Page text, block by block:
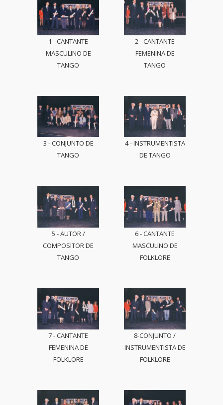
1 - CANTANTE
MASCULINO DE
TANGO
2 - CANTANTE
FEMENINA DE
TANGO
3 - CONJUNTO DE
TANGO
4 - INSTRUMENTISTA
DE TANGO
5 - AUTOR /
COMPOSITOR DE
TANGO
6 - CANTANTE
MASCULINO DE
FOLKLORE
7 - CANTANTE
FEMENINA DE
FOLKLORE
8-CONJUNTO /
INSTRUMENTISTA DE
FOLKLORE